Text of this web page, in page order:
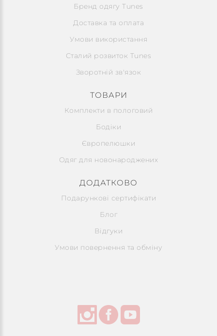
Бренд одягу Tunes
Доставка та оплата
Умови використання
Сталий розвиток Tunes
Зворотній зв'язок
ТОВАРИ
Комплекти в пологовий
Бодіки
Європелюшки
Одяг для новонароджених
ДОДАТКОВО
Подарункові сертифікати
Блог
Відгуки
Умови повернення та обміну